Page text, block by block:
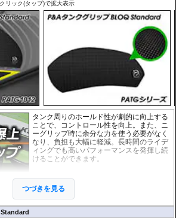
リック(タップ)で拡大表示
タンク周りのホールド性が劇的に向上する
ことで、コントロール性を向上。また、ニ
ーグリップ時に余分な力を使う必要がなく
なり、負担も大幅に軽減。長時間のライデ
ィングでも高いパフォーマンスを発揮し続
けることができます。
の3D形状に合わせて開発。マシンに最適な
形状・ポジションを実現しています。さら
に機能性を徹底的に追求した結果、このパ
特別な素材を使用しています。
つづきを見る